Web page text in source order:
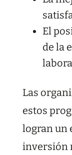
El
de la
Las
estos
logran un
inversión